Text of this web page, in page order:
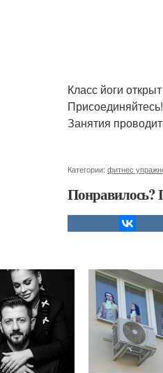
Класс йоги
Присоединяйтесь!
Занятия
Категории: фитнес
Понравилось?